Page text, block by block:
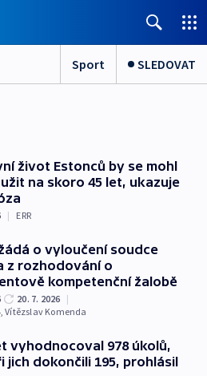
Sport SLEDOVAT
život Estonců by se mohl
na skoro 45 let, ukazuje
| ERR
o vyloučení soudce
z rozhodování o
kompetenční žalobě
20. 7. 2026 |
,Vítězslav Komenda
vyhodnocoval 978 úkolů,
jich dokončili 195, prohlásil